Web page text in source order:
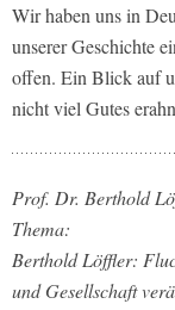
Wir haben uns in
unserer Geschichte
offen. Ein Blick auf
nicht viel Gutes
Prof. Dr. Berthold
Thema:
Berthold Löffler:
und Gesellschaft